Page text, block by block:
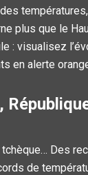
plus que le
: visualisez
en alerte
Des
de